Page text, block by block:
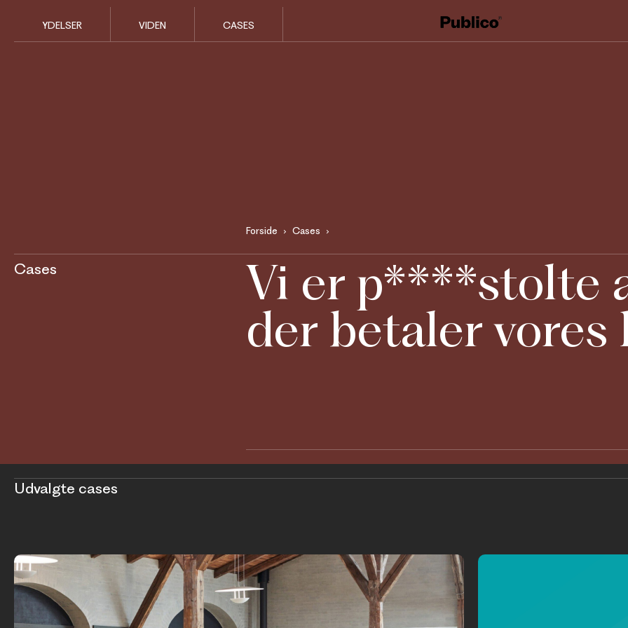
YDELSER VIDEN CASES
Forside Cases
Cases
Vi er p****stolte
der betaler vores
Udvalgte cases